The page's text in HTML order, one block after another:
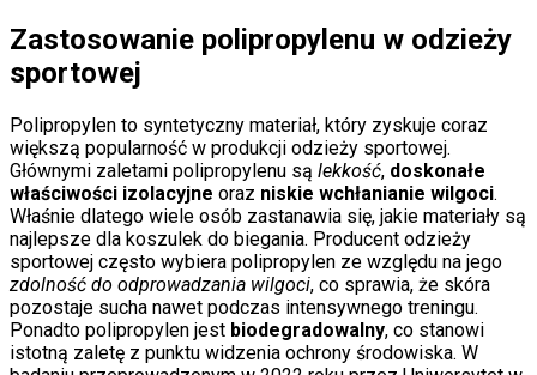
Zastosowanie polipropylenu w odzieży
sportowej
Polipropylen to syntetyczny materiał, który zyskuje coraz
większą popularność w produkcji odzieży sportowej.
Głównymi zaletami polipropylenu są lekkość, doskonałe
właściwości izolacyjne oraz niskie wchłanianie wilgoci.
Właśnie dlatego wiele osób zastanawia się, jakie materiały są
najlepsze dla koszulek do biegania. Producent odzieży
sportowej często wybiera polipropylen ze względu na jego
zdolność do odprowadzania wilgoci, co sprawia, że skóra
pozostaje sucha nawet podczas intensywnego treningu.
Ponadto polipropylen jest biodegradowalny, co stanowi
istotną zaletę z punktu widzenia ochrony środowiska. W